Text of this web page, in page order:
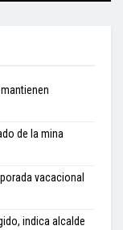
de la mina
vacacional
indica alcalde